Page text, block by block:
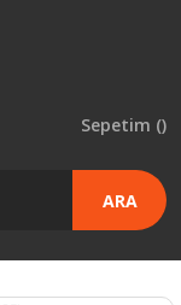
ARA
Sepetim ()